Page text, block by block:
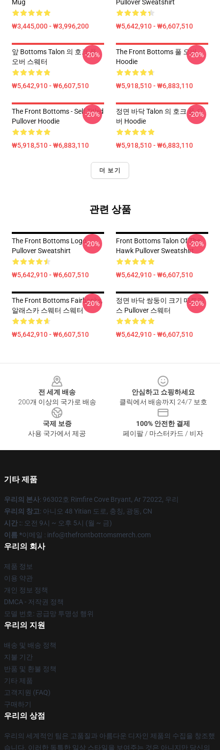
Mug
₩3,445,000 - ₩3,996,200
Pullover Sweatshirt
₩5,642,910 - ₩6,607,510
앞 Bottoms Talon 의 호크 풀
오버 스웨터
₩5,642,910 - ₩6,607,510
-20%
The Front Bottoms 풀 오버
Hoodie
₩5,918,510 - ₩6,883,110
-20%
The Front Bottoms - Self Titled
Pullover Hoodie
₩5,918,510 - ₩6,883,110
-20%
정면 바닥 Talon 의 호크 풀 오
버 Hoodie
₩5,918,510 - ₩6,883,110
-20%
더 보기
관련 상품
The Front Bottoms Logo
Pullover Sweatshirt
₩5,642,910 - ₩6,607,510
-20%
Front Bottoms Talon Of The
Hawk Pullover Sweatshirt
₩5,642,910 - ₩6,607,510
-20%
The Front Bottoms Fairbanks,
알래스카 스웨터 스웨터
₩5,642,910 - ₩6,607,510
-20%
정면 바닥 쌍둥이 크기 매트리
스 Pullover 스웨터
₩5,642,910 - ₩6,607,510
-20%
전 세계 배송
200개 이상의 국가로 배송
안심하고 쇼핑하세요
클릭에서 배송까지 24/7 보호
국제 보증
사용 국가에서 제공
100% 안전한 결제
페이팔 / 마스터카드 / 비자
기타 제품
우리의 본사: 96302호 Rimfire Cove Bryant, Ar 72022, 우리
우리의 창고: 아니오 48 Yitian 도로, 충칭, 광동, CN
시간 :: 오전 9시 ~ 오후 5시 (월 ~ 금)
이름 *이메일 : info@thefrontbottomsmerch.com
우리의 회사
제품 정보
이용 약관
개인 정보 정책
DMCA - 저작권 정책
모델 번호: 공급망 투명성 행위
우리의 지원
배송 및 배송 정책
지불 기간
반품 및 환불 정책
기타 제품
고객지원 (FAQ)
구매하기
우리의 상점
우리의 세계적인 팀은 고품질과 아름다운 디자인 제품의 수집을 창조했
습니다. 이러한 독특한 일상 스타일을 보여주는 것은 아니지만 당신의